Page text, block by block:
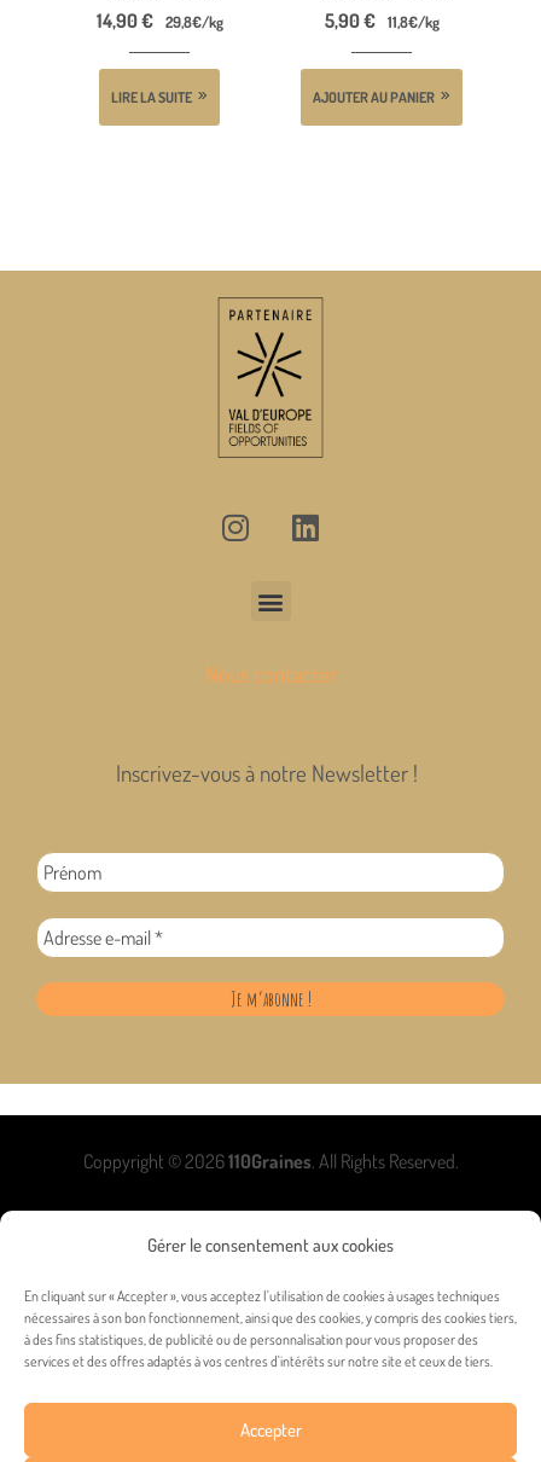
Gérer le consentement aux cookies
En cliquant sur « Accepter », vous acceptez l'utilisation de cookies à usages techniques
nécessaires à son bon fonctionnement, ainsi que des cookies, y compris des cookies tiers,
à des fins statistiques, de publicité ou de personnalisation pour vous proposer des
services et des offres adaptés à vos centres d'intérêts sur notre site et ceux de tiers.
Accepter
14,90€ 29,8€/kg
LIRE LA SUITE
5,90€ 11,8€/kg
AJOUTER AU PANIER
Nous contacter
Inscrivez-vous à notre Newsletter !
Coppyright © 2026110Graines. All Rights Reserved.